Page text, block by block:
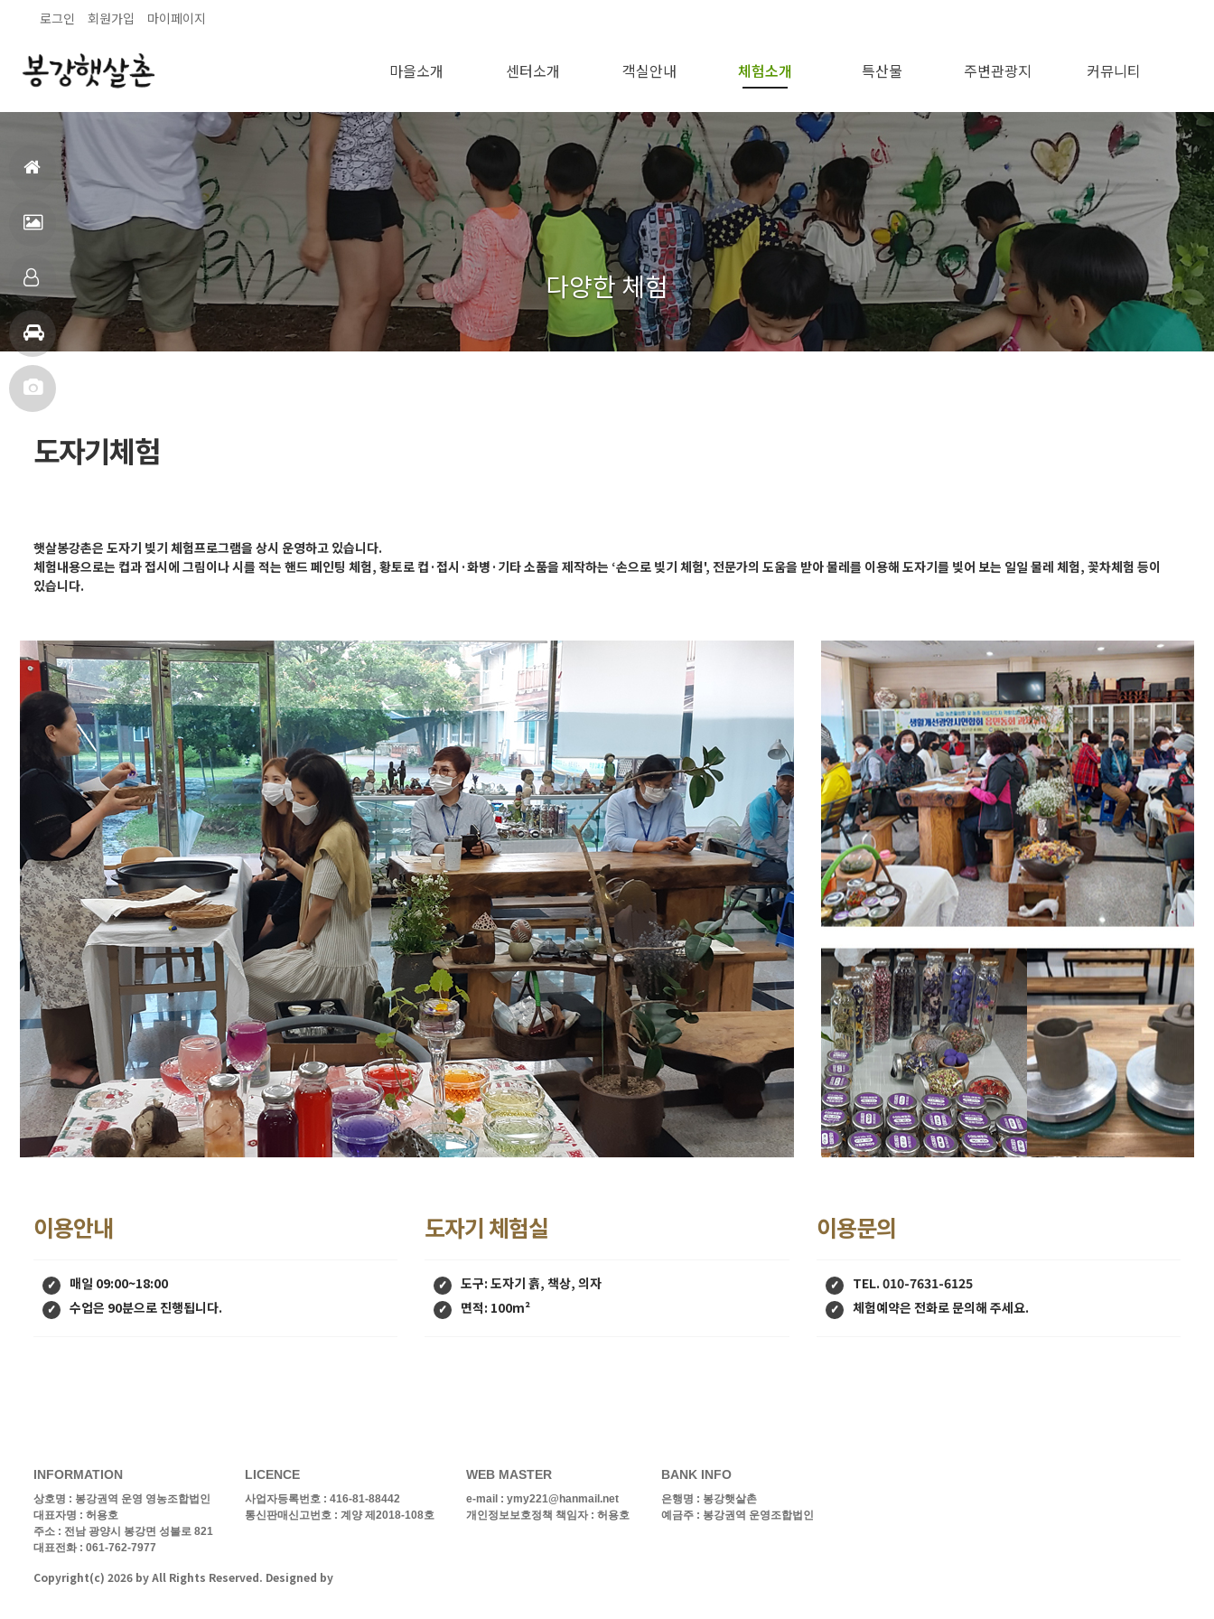
홈
로
펜
션
전
경
객
실
내
주
범
로그인 회원가입 마이페이지
마을소개
봉강권역
오시는길
센터소개
봉강햇살촌
이용안내
편의시설
객실안내
백운산
형제봉
비봉산
도솔봉
1번~5번방
전체보기
체험소개 특산물 주변관광지 커뮤니티
공지사항
이용후기
이용문의
포토앨범
다양한 체험
도자기체험
햇살봉강촌은 도자기 빚기 체험프로그램을 상시 운영하고 있습니다.
체험내용으로는 컵과 접시에 그림이나 시를 적는 핸드 페인팅 체험, 황토로 컵·접시·화병·기타 소품을 제작하는 ‘손으로 빚기 체험', 전문가의 도움을 받아 물레를 이용해 도자기를 빚어 보는 일일 물레 체험, 꽃차체험 등이
있습니다.
이용안내
매일 09:00~18:00
수업은 90분으로 진행됩니다.
도자기 체험실
도구: 도자기 흙, 책상, 의자
면적: 100m²
이용문의
TEL. 010-7631-6125
체험예약은 전화로 문의해 주세요.
INFORMATION
상호명 : 봉강권역 운영 영농조합법인
대표자명 : 허용호
주소 : 전남 광양시 봉강면 성불로 821
대표전화 : 061-762-7977
LICENCE
사업자등록번호 : 416-81-88442
통신판매신고번호 : 계양 제2018-108호
WEB MASTER
e-mail : ymy221@hanmail.net
개인정보보호정책 책임자 : 허용호
BANK INFO
은행명 : 봉강햇살촌
예금주 : 봉강권역 운영조합법인
Copyright(c) 2026 byAll Rights Reserved. Designed by